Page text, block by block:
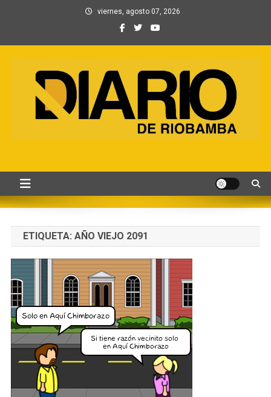
viernes, agosto 07, 2026
y Contenidos digitales
ETIQUETA: AÑO VIEJO 2091